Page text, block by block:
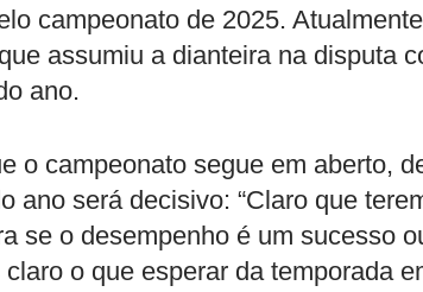
campeonato de 2025.
assumiu a dianteira na disputa
ano.
o campeonato segue em aberto,
ano será decisivo: “Claro que
se o desempenho é um sucesso
o que esperar da temporada